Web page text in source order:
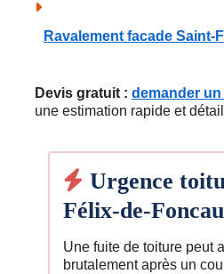
Ravalement facade Saint-
Devis gratuit : demander
une estimation rapide et
Urgence
Félix-de-
Une fuite de toiture peut
brutalement après un